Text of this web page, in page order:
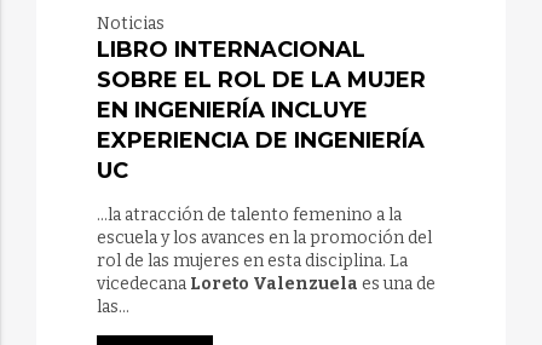
Noticias
LIBRO INTERNACIONAL
SOBRE EL ROL DE LA MUJER
EN INGENIERÍA INCLUYE
EXPERIENCIA DE INGENIERÍA
UC
...la atracción de talento femenino a la
escuela y los avances en la promoción del
rol de las mujeres en esta disciplina. La
vicedecana Loreto Valenzuela es una de
las...